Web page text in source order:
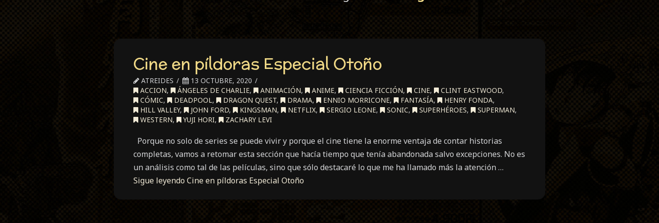
Cine en píldoras Especial Otoño
ATREIDES
13 OCTUBRE, 2020
ACCION, ÁNGELES DE CHARLIE, ANIMACIÓN, ANIME, CIENCIA FICCIÓN, CINE, CLINT EASTWOOD,
CÓMIC, DEADPOOL, DRAGON QUEST, DRAMA, ENNIO MORRICONE, FANTASÍA, HENRY FONDA,
HILL VALLEY, JOHN FORD, KINGSMAN, NETFLIX, SERGIO LEONE, SONIC, SUPERHÉROES, SUPERMAN,
WESTERN, YUJI HORI, ZACHARY LEVI
Porque no solo de series se puede vivir y porque el cine tiene la enorme ventaja de contar historias
completas, vamos a retomar esta sección que hacía tiempo que tenía abandonada salvo excepciones. No es
un análisis como tal de las películas, sino que sólo destacaré lo que me ha llamado más la atención …
Sigue leyendoCine en píldoras Especial Otoño